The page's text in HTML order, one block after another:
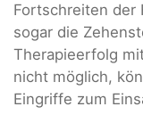
Fortschreiten der
sogar die
Therapieerfolg
nicht möglich,
Eingriffe zum